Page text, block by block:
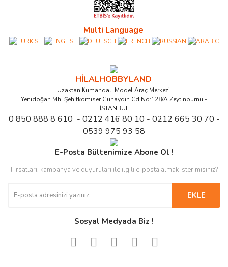
Multi Language
HİLALHOBBYLAND
Uzaktan Kumandalı Model Araç Merkezi
Yenidoğan Mh. Şehitkomiser Günaydın Cd.No:128/A Zeytinburnu -
İSTANBUL
0 850 888 8 610 - 0212 416 80 10 - 0212 665 30 70 -
0539 975 93 58
E-Posta Bültenimize Abone Ol !
Fırsatları, kampanya ve duyuruları ile ilgili e-posta almak ister misiniz?
EKLE
Sosyal Medyada Biz !